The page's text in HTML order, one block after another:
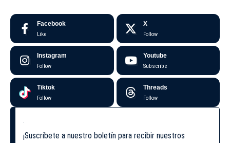
Facebook
Like
X
Follow
Instagram
Follow
Youtube
Subscribe
Tiktok
Follow
Threads
Follow
¡Suscríbete a nuestro boletín para recibir nuestros